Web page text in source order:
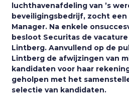
luchthavenafdeling van ’s
beveiligingsbedrijf, zocht een
Manager. Na enkele
besloot Securitas de
Lintberg. Aanvullend op de
Lintberg de afwijzingen van
kandidaten voor haar
geholpen met het
selectie van kandidaten.